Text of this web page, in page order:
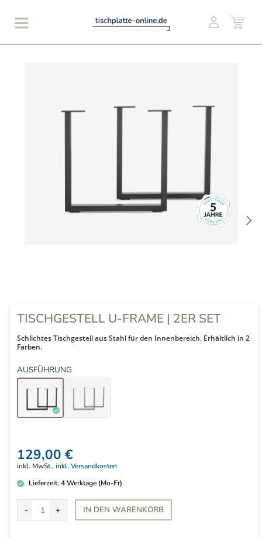
TISCHGESTELL U-FRAME | 2ER SET
Schlichtes Tischgestell aus Stahl für den Innenbereich. Erhältlich in 2
Farben.
AUSFÜHRUNG
129,00 €
inkl. MwSt.,inkl. Versandkosten
Lieferzeit: 4Werktage (Mo-Fr)
IN DEN WARENKORB